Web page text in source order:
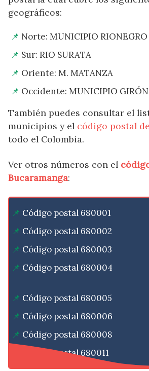
geográficos:
Norte: MUNICIPIO RIONEGRO
Sur: RIO SURATA
Oriente: M. MATANZA
Occidente: MUNICIPIO GIRÓN
También puedes consultar el
municipios y el código postal
todo el Colombia.
Ver otros números con el
Bucaramanga:
Código postal 680001
Código postal 680002
Código postal 680003
Código postal 680004
Código postal 680005
Código postal 680006
Código postal 680008
Código postal 680011